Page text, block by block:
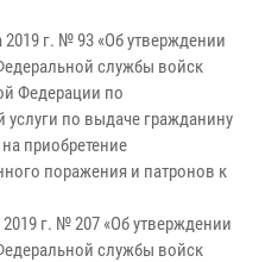
2019 г. № 93 «Об утверждении
службы войск
Федерации по
услуги по выдаче гражданину
приобретение
поражения и патронов к
г. № 207 «Об утверждении
службы войск